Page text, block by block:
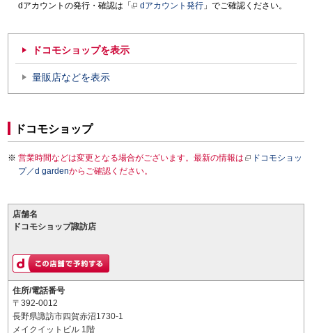
dアカウントの発行・確認は「
dアカウント発行 」でご確認ください。
ドコモショップを表示
量販店などを表示
ドコモショップ
営業時間などは変更となる場合がございます。最新の情報は
ドコモショッ
プ／d gardenからご確認ください。
店舗名
ドコモショップ諏訪店
住所/電話番号
〒392-0012
長野県諏訪市四賀赤沼1730-1
メイクイットビル 1階